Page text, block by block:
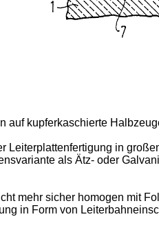
kupferkaschierte
in
als Ätz- oder
mehr sicher homogen mit
in Form von